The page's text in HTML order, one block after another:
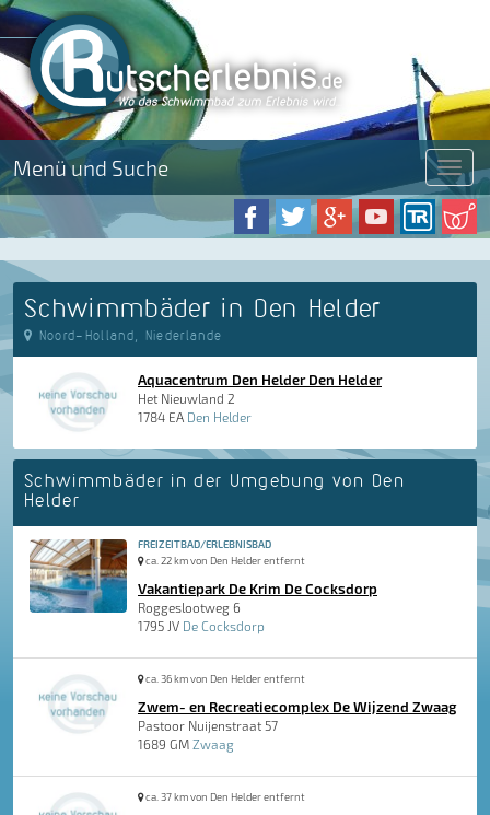
Menü und Suche Menü
Schwimmbäder in Den Helder
Noord-Holland, Niederlande
Aquacentrum Den Helder Den Helder
Het Nieuwland 2
1784 EA Den Helder
Schwimmbäder in der Umgebung von Den
Helder
FREIZEITBAD/ERLEBNISBAD
ca. 22 km von Den Helder entfernt
Vakantiepark De Krim De Cocksdorp
Roggeslootweg 6
1795 JV De Cocksdorp
ca. 36 km von Den Helder entfernt
Zwem- en Recreatiecomplex De Wijzend Zwaag
Pastoor Nuijenstraat 57
1689 GM Zwaag
ca. 37 km von Den Helder entfernt